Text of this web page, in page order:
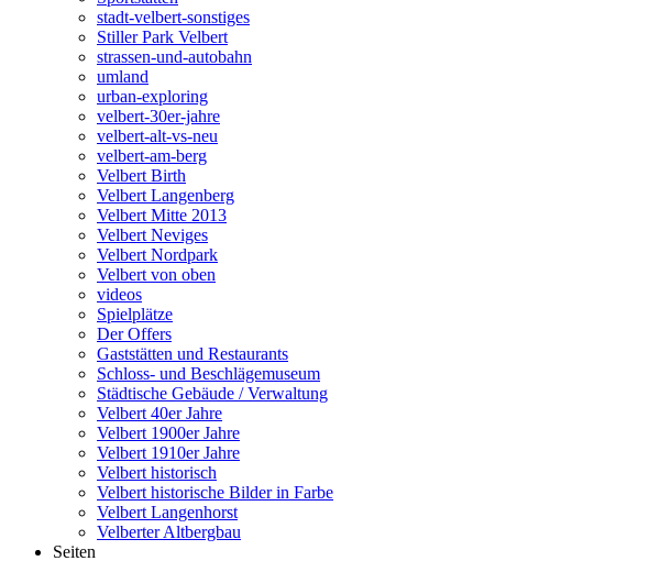
stadt-velbert-sonstiges
Stiller Park Velbert
strassen-und-autobahn
umland
urban-exploring
velbert-30er-jahre
velbert-alt-vs-neu
velbert-am-berg
Velbert Birth
Velbert Langenberg
Velbert Mitte 2013
Velbert Neviges
Velbert Nordpark
Velbert von oben
videos
Spielplätze
Der Offers
Gaststätten und Restaurants
Schloss- und Beschlägemuseum
Städtische Gebäude / Verwaltung
Velbert 40er Jahre
Velbert 1900er Jahre
Velbert 1910er Jahre
Velbert historisch
Velbert historische Bilder in Farbe
Velbert Langenhorst
Velberter Altbergbau
Seiten